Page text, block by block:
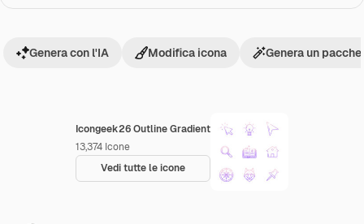
Icongeek26 Outline Gradient
13,374 Icone
Vedi tutte le icone
Genera con l'IA Modifica icona Genera un